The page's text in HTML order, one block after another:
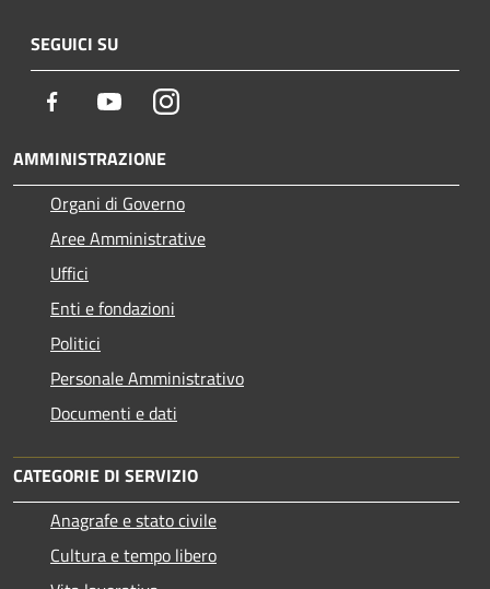
SEGUICI SU
Facebook YoutubeInstagram
AMMINISTRAZIONE
Organi di Governo
Aree Amministrative
Uffici
Enti e fondazioni
Politici
Personale Amministrativo
Documenti e dati
CATEGORIE DI SERVIZIO
Anagrafe e stato civile
Cultura e tempo libero